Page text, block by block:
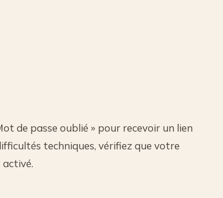
de passe oublié » pour recevoir un lien
techniques, vérifiez que votre